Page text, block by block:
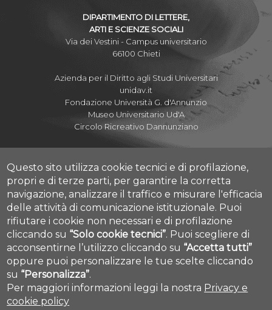
DIPARTIMENTO DI LETTERE,
ARTI E SCIENZE SOCIALI
Via dei Vestini - Campus universitario
66100 Chieti
Azienda per il Diritto agli Studi Universitari
unidav.it
Fondazione Università G. d'Annunzio
Museo Universitario Ud'A
Circolo Ricreativo Dannunziano
Albo Pretorio Online
Amministrazione Trasparente
Mettiamoci la Faccia
Fatturazione elettronica
Cookie settings
Dove siamo
Mappa Campus Chieti
Questo sito utilizza cookie tecnici e di profilazione,
propri e di terze parti, per garantire la corretta
navigazione, analizzare il traffico e misurare l'efficacia
delle attività di comunicazione istituzionale. Puoi
rifiutare i cookie non necessari e di profilazione
cliccando su “Solo cookie tecnici”. Puoi scegliere di
acconsentirne l’utilizzo cliccando su “Accetta tutti”
oppure puoi personalizzare le tue scelte cliccando
su “Personalizza”.
Per maggiori informazioni leggi la nostra Privacy e
cookie policy